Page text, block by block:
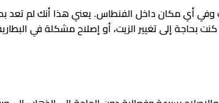
أي مكان داخل الفنطاس. يعني هذا أنك لم تعد
إلى تغيير الزيت، أو إصلاح مشكلة في